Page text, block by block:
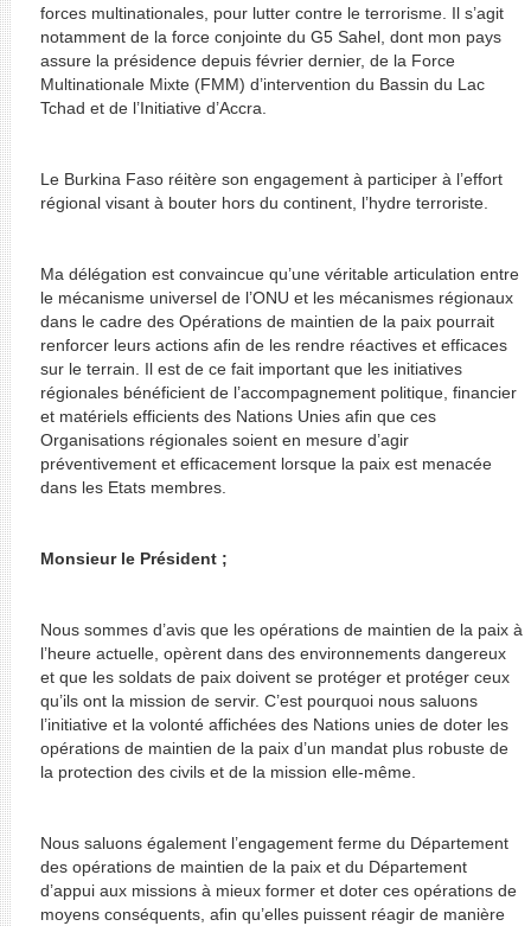
forces multinationales, pour lutter contre le terrorisme. Il s’agit
notamment de la force conjointe du G5 Sahel, dont mon pays
assure la présidence depuis février dernier, de la Force
Multinationale Mixte (FMM) d’intervention du Bassin du Lac
Tchad et de l’Initiative d’Accra.
Le Burkina Faso réitère son engagement à participer à l’effort
régional visant à bouter hors du continent, l’hydre terroriste.
Ma délégation est convaincue qu’une véritable articulation entre
le mécanisme universel de l’ONU et les mécanismes régionaux
dans le cadre des Opérations de maintien de la paix pourrait
renforcer leurs actions afin de les rendre réactives et efficaces
sur le terrain. Il est de ce fait important que les initiatives
régionales bénéficient de l’accompagnement politique, financier
et matériels efficients des Nations Unies afin que ces
Organisations régionales soient en mesure d’agir
préventivement et efficacement lorsque la paix est menacée
dans les Etats membres.
Monsieur le Président ;
Nous sommes d’avis que les opérations de maintien de la paix à
l’heure actuelle, opèrent dans des environnements dangereux
et que les soldats de paix doivent se protéger et protéger ceux
qu’ils ont la mission de servir. C’est pourquoi nous saluons
l’initiative et la volonté affichées des Nations unies de doter les
opérations de maintien de la paix d’un mandat plus robuste de
la protection des civils et de la mission elle-même.
Nous saluons également l’engagement ferme du Département
des opérations de maintien de la paix et du Département
d’appui aux missions à mieux former et doter ces opérations de
moyens conséquents, afin qu’elles puissent réagir de manière